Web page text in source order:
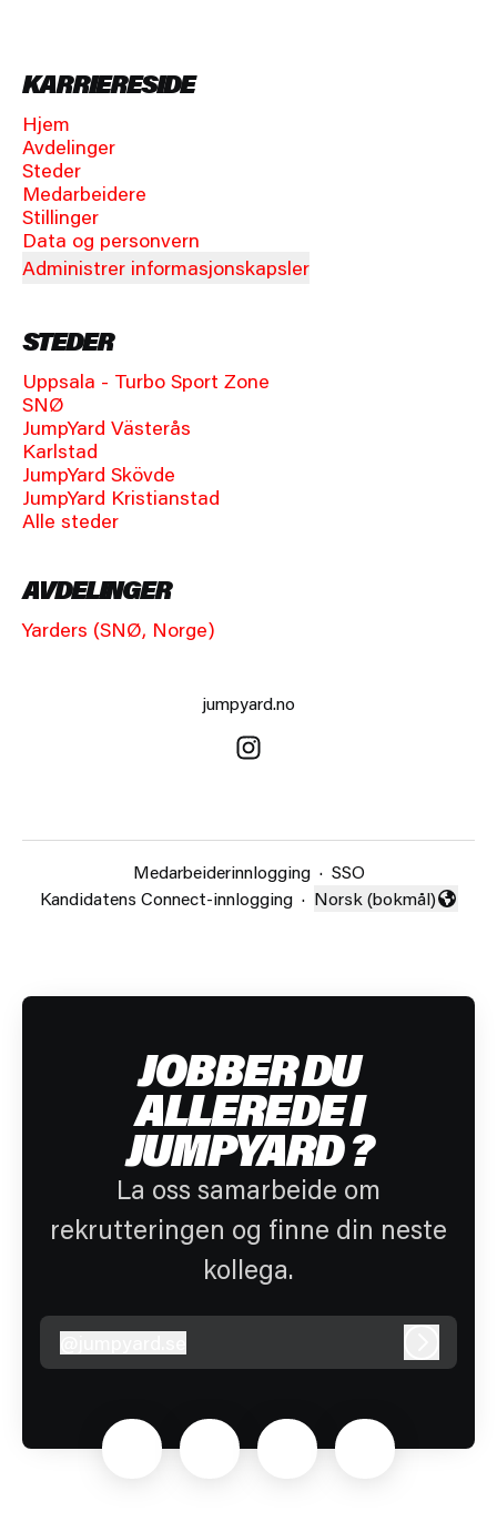
KARRIERESIDE
Hjem
Avdelinger
Steder
Medarbeidere
Stillinger
Data og personvern
Administrer informasjonskapsler
STEDER
Uppsala - Turbo Sport Zone
SNØ
JumpYard Västerås
Karlstad
JumpYard Skövde
JumpYard Kristianstad
Alle steder
AVDELINGER
Yarders (SNØ, Norge)
jumpyard.no
Medarbeiderinnlogging · SSO
Kandidatens Connect-innlogging · Endre språk
Norsk (bokmål)
JOBBER DU
ALLEREDE I
JUMPYARD ?
La oss samarbeide om
rekrutteringen og finne din neste
kollega.
jumpyard.se